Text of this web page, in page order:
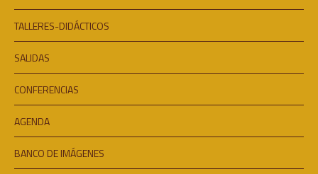
TALLERES-DIDÁCTICOS
SALIDAS
CONFERENCIAS
AGENDA
BANCO DE IMÁGENES